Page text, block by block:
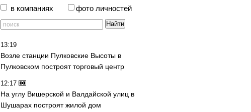
в компаниях
фото личностей
13:19
Возле станции Пулковские Высоты в
Пулковском построят торговый центр
12:17
На углу Вишерской и Валдайской улиц в
Шушарах построят жилой дом